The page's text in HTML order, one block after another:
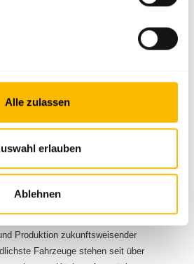
Alle zulassen
erlauben
Ablehnen
Karl Aspöck
Eigentümer und Geschäftsführer
Produktion zukunftsweisender
Fahrzeuge stehen seit über